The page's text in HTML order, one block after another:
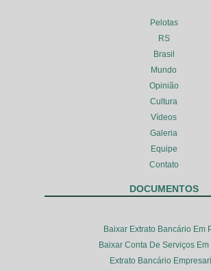
Pelotas
RS
Brasil
Mundo
Opinião
Cultura
Vídeos
Galeria
Equipe
Contato
DOCUMENTOS
Baixar Extrato Bancário Em
Baixar Conta De Serviços Em
Extrato Bancário